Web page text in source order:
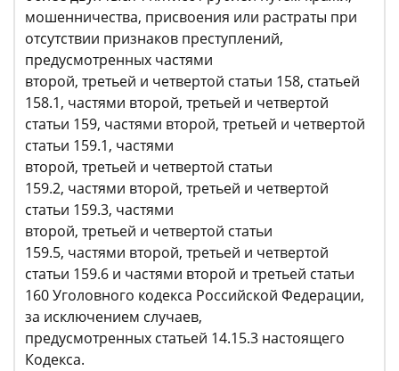
мошенничества, присвоения или растраты при
отсутствии признаков преступлений,
предусмотренных частями
второй, третьей и четвертой статьи 158, статьей
158.1, частями второй, третьей и четвертой
статьи 159, частями второй, третьей и четвертой
статьи 159.1, частями
второй, третьей и четвертой статьи
159.2, частями второй, третьей и четвертой
статьи 159.3, частями
второй, третьей и четвертой статьи
159.5, частями второй, третьей и четвертой
статьи 159.6 и частями второй и третьей статьи
160 Уголовного кодекса Российской Федерации,
за исключением случаев,
предусмотренных статьей 14.15.3 настоящего
Кодекса.